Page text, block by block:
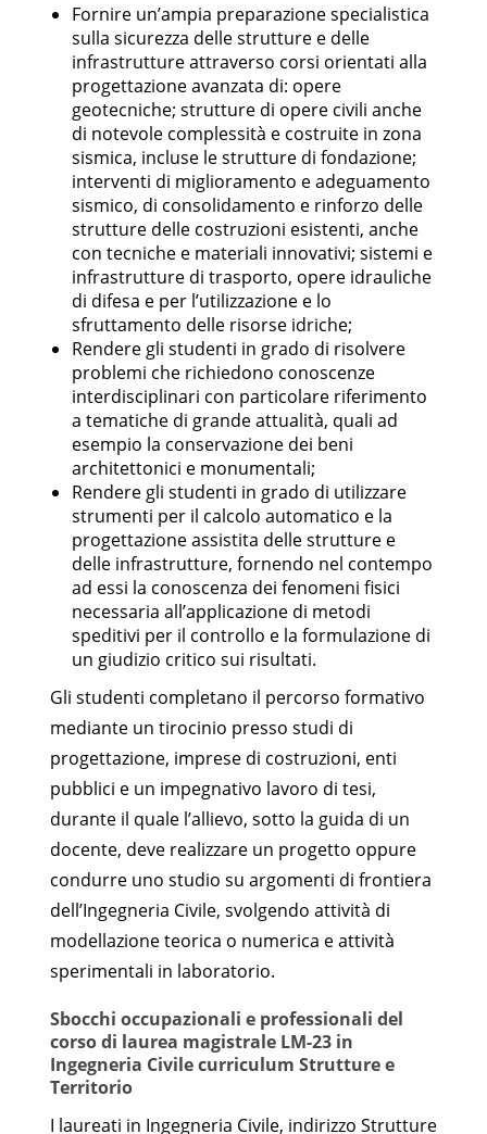
Fornire un’ampia preparazione specialistica
sulla sicurezza delle strutture e delle
infrastrutture attraverso corsi orientati alla
progettazione avanzata di: opere
geotecniche; strutture di opere civili anche
di notevole complessità e costruite in zona
sismica, incluse le strutture di fondazione;
interventi di miglioramento e adeguamento
sismico, di consolidamento e rinforzo delle
strutture delle costruzioni esistenti, anche
con tecniche e materiali innovativi; sistemi e
infrastrutture di trasporto, opere idrauliche
di difesa e per l’utilizzazione e lo
sfruttamento delle risorse idriche;
Rendere gli studenti in grado di risolvere
problemi che richiedono conoscenze
interdisciplinari con particolare riferimento
a tematiche di grande attualità, quali ad
esempio la conservazione dei beni
architettonici e monumentali;
Rendere gli studenti in grado di utilizzare
strumenti per il calcolo automatico e la
progettazione assistita delle strutture e
delle infrastrutture, fornendo nel contempo
ad essi la conoscenza dei fenomeni fisici
necessaria all’applicazione di metodi
speditivi per il controllo e la formulazione di
un giudizio critico sui risultati.
Gli studenti completano il percorso formativo
mediante un tirocinio presso studi di
progettazione, imprese di costruzioni, enti
pubblici e un impegnativo lavoro di tesi,
durante il quale l’allievo, sotto la guida di un
docente, deve realizzare un progetto oppure
condurre uno studio su argomenti di frontiera
dell’Ingegneria Civile, svolgendo attività di
modellazione teorica o numerica e attività
sperimentali in laboratorio.
Sbocchi occupazionali e professionali del
corso di laurea magistrale LM-23 in
Ingegneria Civile curriculum Strutture e
Territorio
I laureati in Ingegneria Civile, indirizzo Strutture